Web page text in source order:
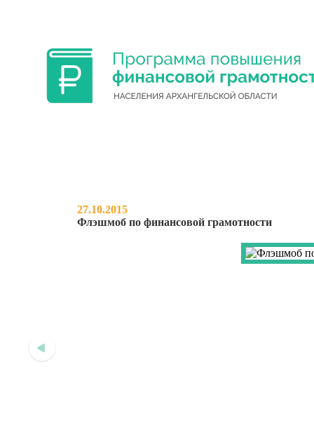
ФЛЭШМОБ ПО
27.10.2015
Флэшмоб по финансовой грамотности